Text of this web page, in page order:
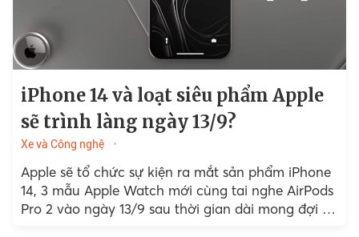
iPhone 14 và loạt siêu phẩm Apple
sẽ trình làng ngày 13/9?
Xe và Công nghệ
Apple sẽ tổ chức sự kiện ra mắt sản phẩm iPhone
14, 3 mẫu Apple Watch mới cùng tai nghe AirPods
Pro 2 vào ngày 13/9 sau thời gian dài mong đợi từ